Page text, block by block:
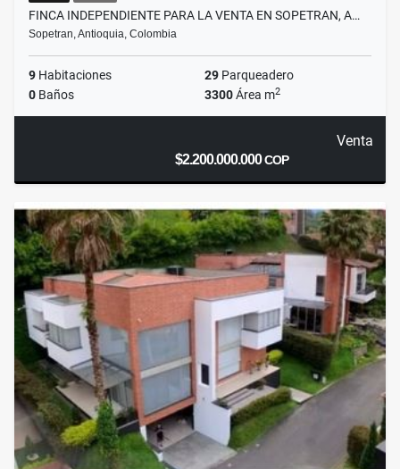
FINCA INDEPENDIENTE PARA LA VENTA EN SOPETRAN, A…
Sopetran, Antioquia, Colombia
9 Habitaciones 29 Parqueadero
0 Baños 3300Área m2
Venta
$2.200.000.000COP